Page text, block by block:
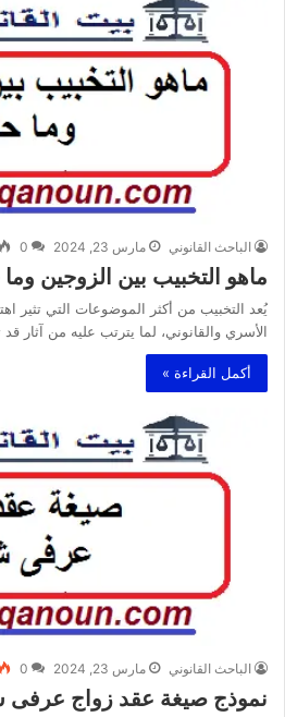
الباحث القانوني مارس 23, 2024 0
ماهو التخبيب بين الزوجين
يُعد التخبيب من أكثر الموضوعات التي تثير
الأسري والقانوني، لما يترتب عليه من آثار
أكمل القراءة »
الباحث القانوني مارس 23, 2024 0
نموذج صيغة عقد زواج